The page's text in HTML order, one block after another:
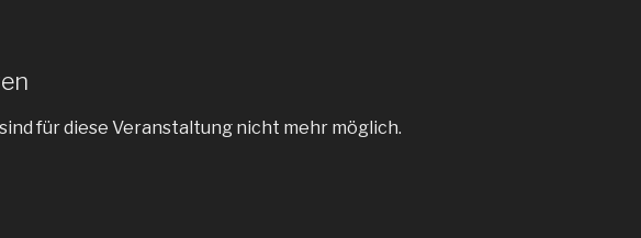
für diese Veranstaltung nicht mehr möglich.